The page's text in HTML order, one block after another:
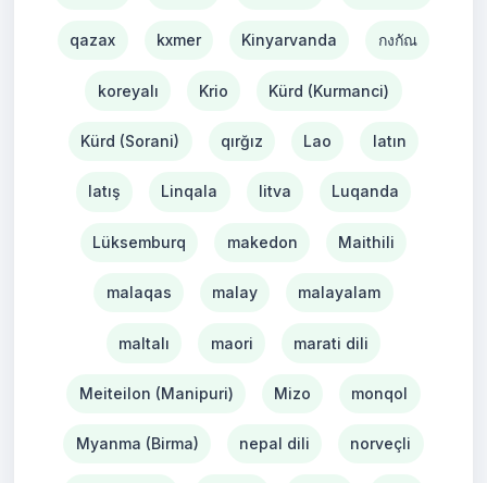
qazax kxmer Kinyarvanda กงกัณ
koreyalı Krio Kürd (Kurmanci)
Kürd (Sorani) qırğız Lao latın
latış Linqala litva Luqanda
Lüksemburq makedon Maithili
malaqas malay malayalam
maltalı maori marati dili
Meiteilon (Manipuri) Mizo monqol
Myanma (Birma) nepal dili norveçli